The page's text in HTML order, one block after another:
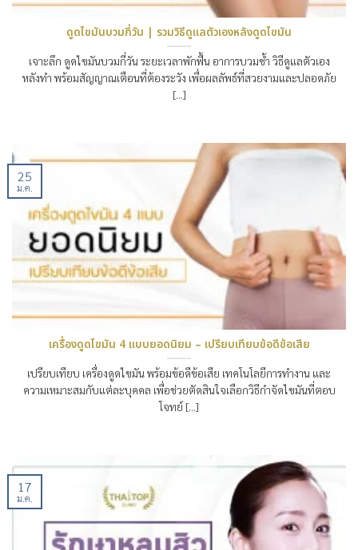
ดูดไขมันบวมกี่วัน | รวมวิธีดูแลตัวเองหลังดูดไขมัน
เจาะลึก ดูดไขมันบวมกี่วัน ระยะเวลาพักฟื้น อาการบวมช้ำ วิธีดูแลตัวเอง
หลังทำ พร้อมสัญญาณเตือนที่ต้องระวัง เพื่อผลลัพธ์ที่สวยงามและปลอดภัย
[...]
เครื่องดูดไขมัน 4 แบบยอดนิยม – เปรียบเทียบข้อดีข้อเสีย
เปรียบเทียบ เครื่องดูดไขมัน พร้อมข้อดีข้อเสีย เทคโนโลยีการทำงาน และ
ความเหมาะสมกับแต่ละบุคคล เพื่อช่วยตัดสินใจเลือกวิธีกำจัดไขมันที่ตอบ
โจทย์ [...]
25
ม.ค.
17
ม.ค.